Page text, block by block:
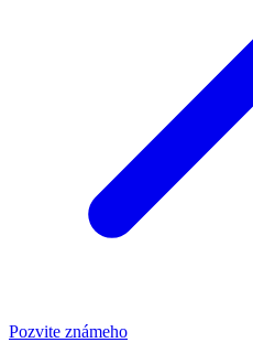
Pozvite známeho